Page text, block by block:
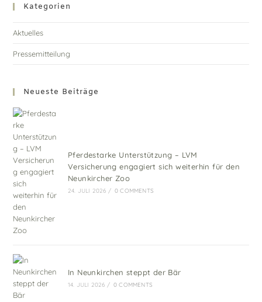
Kategorien
Aktuelles
Pressemitteilung
Neueste Beiträge
Pferdestarke Unterstützung – LVM
Versicherung engagiert sich weiterhin für den
Neunkircher Zoo
24. JULI 2026 / 0 COMMENTS
In Neunkirchen steppt der Bär
14. JULI 2026 / 0 COMMENTS